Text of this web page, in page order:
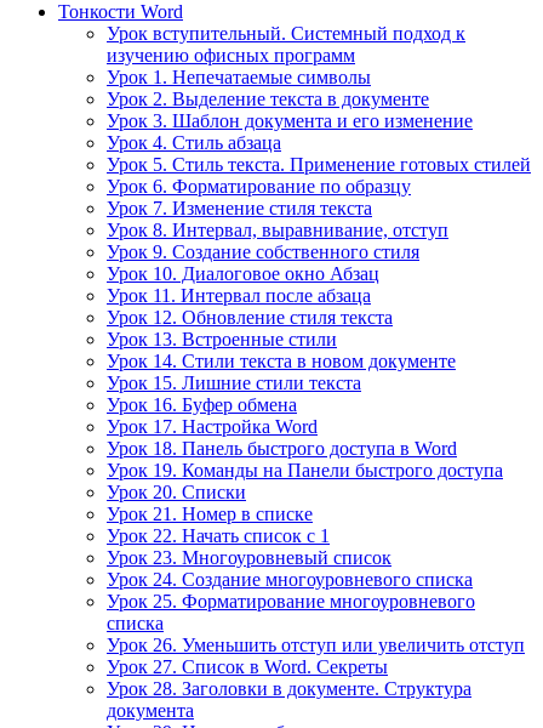
Тонкости Word
Урок вступительный. Системный подход к
изучению офисных программ
Урок 1. Непечатаемые символы
Урок 2. Выделение текста в документе
Урок 3. Шаблон документа и его изменение
Урок 4. Стиль абзаца
Урок 5. Стиль текста. Применение готовых стилей
Урок 6. Форматирование по образцу
Урок 7. Изменение стиля текста
Урок 8. Интервал, выравнивание, отступ
Урок 9. Создание собственного стиля
Урок 10. Диалоговое окно Абзац
Урок 11. Интервал после абзаца
Урок 12. Обновление стиля текста
Урок 13. Встроенные стили
Урок 14. Стили текста в новом документе
Урок 15. Лишние стили текста
Урок 16. Буфер обмена
Урок 17. Настройка Word
Урок 18. Панель быстрого доступа в Word
Урок 19. Команды на Панели быстрого доступа
Урок 20. Списки
Урок 21. Номер в списке
Урок 22. Начать список с 1
Урок 23. Многоуровневый список
Урок 24. Создание многоуровневого списка
Урок 25. Форматирование многоуровневого
списка
Урок 26. Уменьшить отступ или увеличить отступ
Урок 27. Список в Word. Секреты
Урок 28. Заголовки в документе. Структура
документа